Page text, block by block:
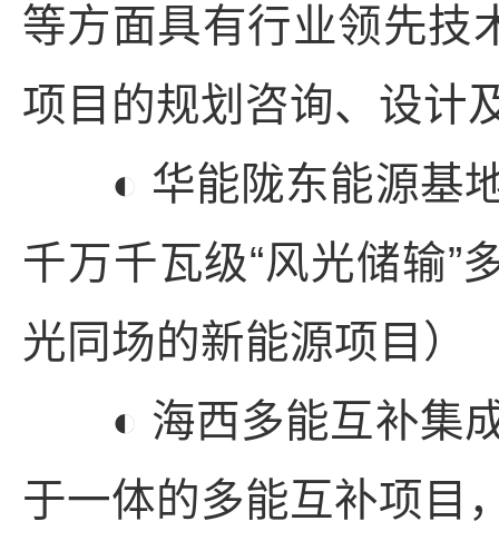
等方面具有行业领先技
项目的规划咨询、设计
◐ 华能陇东能源基地
千万千瓦级“风光储输”
光同场的新能源项目）
◐ 海西多能互补集成
于一体的多能互补项目